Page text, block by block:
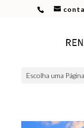
Escolha uma Página